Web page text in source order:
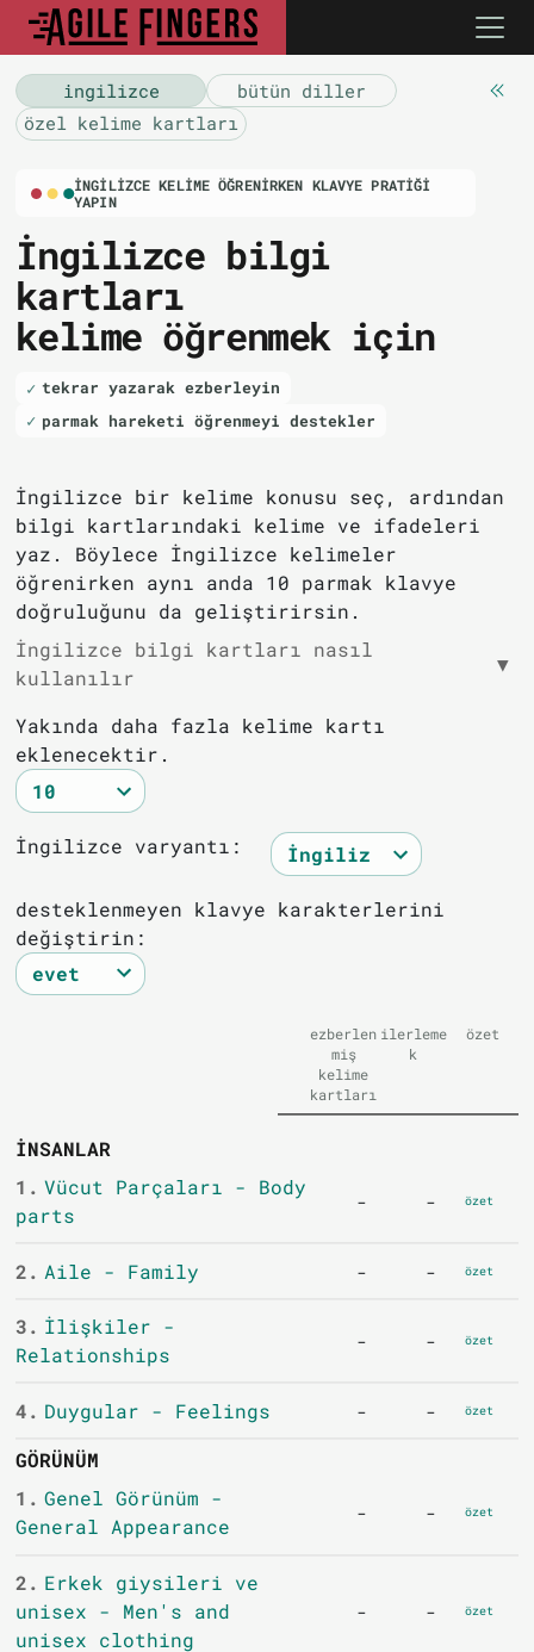
i̇ngilizce
bütün diller
özel kelime kartları
İNGILIZCE KELIME ÖĞRENIRKEN KLAVYE PRATIĞI
YAPIN
İngilizce bilgi
kartları
kelime öğrenmek için
tekrar yazarak ezberleyin
parmak hareketi öğrenmeyi destekler
İngilizce bir kelime konusu seç, ardından
bilgi kartlarındaki kelime ve ifadeleri
yaz. Böylece İngilizce kelimeler
öğrenirken aynı anda 10 parmak klavye
doğruluğunu da geliştirirsin.
İngilizce bilgi kartları nasıl
kullanılır
▼
Yakında daha fazla kelime kartı
eklenecektir.
İngilizce varyantı:
desteklenmeyen klavye karakterlerini
değiştirin:
ezberlen
miş
kelime
kartları
ilerleme
k
özet
İNSANLAR
1. Vücut Parçaları - Body
parts
- - özet
2. Aile - Family - - özet
3. İlişkiler -
Relationships
- - özet
4. Duygular - Feelings - - özet
GÖRÜNÜM
1. Genel Görünüm -
General Appearance
- - özet
2. Erkek giysileri ve
unisex - Men's and
unisex clothing
- - özet